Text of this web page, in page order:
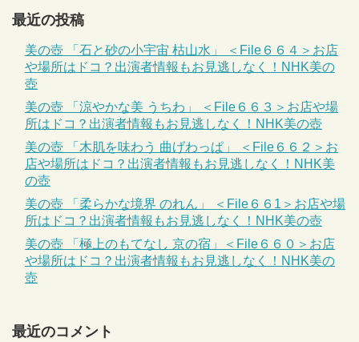
最近の投稿
美の壺 「石と砂の小宇宙 枯山水」 ＜File６６４＞お店
や場所はドコ？出演者情報もお見逃しなく！NHK美の
壺
美の壺 「涼やかな美 うちわ」 ＜File６６３＞お店や場
所はドコ？出演者情報もお見逃しなく！NHK美の壺
美の壺 「木肌を味わう 曲げわっぱ」 ＜File６６２＞お
店や場所はドコ？出演者情報もお見逃しなく！NHK美
の壺
美の壺 「柔らかな境界 のれん」 ＜File６６1＞お店や場
所はドコ？出演者情報もお見逃しなく！NHK美の壺
美の壺 「極上のもてなし 京の宿」＜File６６０＞お店
や場所はドコ？出演者情報もお見逃しなく！NHK美の
壺
最近のコメント